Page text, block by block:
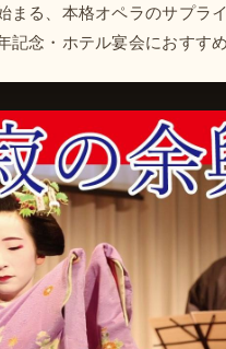
まる、本格オペラのサプラ
記念・ホテル宴会におすすめ